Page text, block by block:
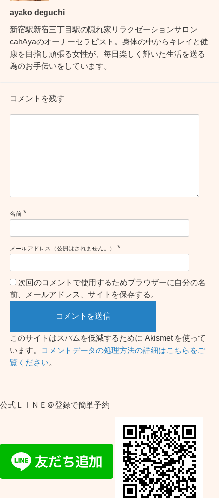
ayako deguchi
新宿駅新宿三丁目駅の隠れ家リラクゼーションサロン
cahAyaのオーナーセラピスト。身体の中からキレイと健
康を目指し頑張る女性が、毎日楽しく輝いた生活を送る
為のお手伝いをしています。
コメントを残す
名前 *
メールアドレス（公開はされません。） *
次回のコメントで使用するためブラウザーに自分の名
前、メールアドレス、サイトを保存する。
このサイトはスパムを低減するために Akismet を使って
います。
コメントデータの処理方法の詳細はこちらをご
覧ください。
公式ＬＩＮＥ＠登録で簡単予約